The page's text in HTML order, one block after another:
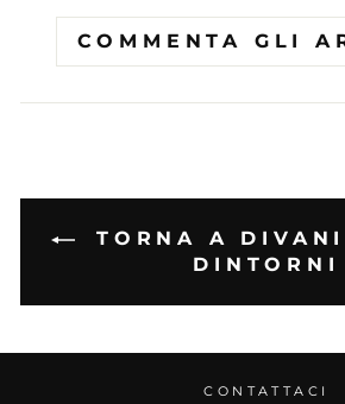
COMMENTA GLI
TORNA A
DINTORNI
CONTATTACI